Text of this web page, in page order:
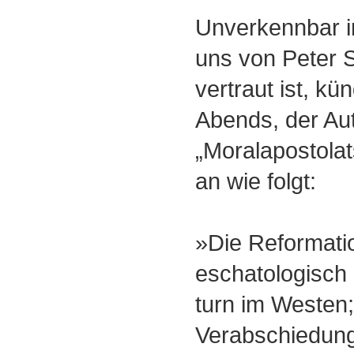
Unverkennbar
uns von Peter
vertraut ist,
Abends, der
an wie folgt:
»Die
turn im